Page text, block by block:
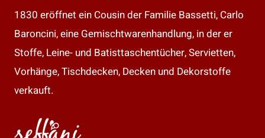
1830 eröffnet ein Cousin der Familie Bassetti, Carlo
Baroncini, eine Gemischtwarenhandlung, in der er
Stoffe, Leine- und Batisttaschentücher, Servietten,
Vorhänge, Tischdecken, Decken und Dekorstoffe
verkauft.